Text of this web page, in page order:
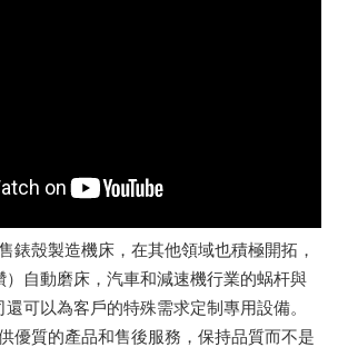
錶殼製造機床，在其他領域也積極開拓，
）自動磨床，汽車和減速機行業的蜗杆與
可以為客戶的特殊需求定制專用設備。
優質的產品和售後服務，保持品質而不是